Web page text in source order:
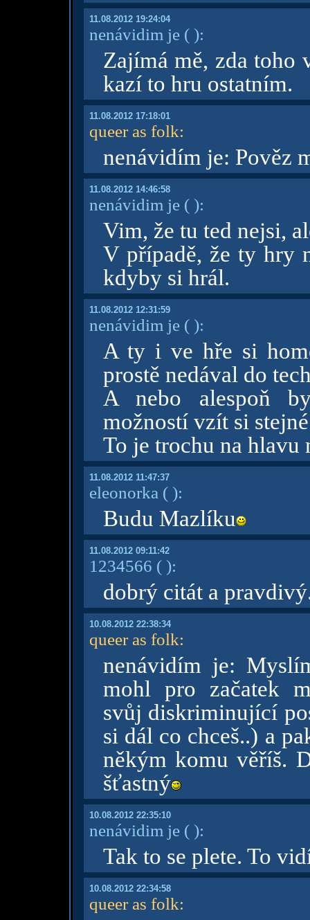
11.08.2012 19:24:04
nenávidim je( ):
Zajímá mě, zda toho
kazí to hru ostatním.
11.08.2012 17:18:01
queer as folk:
nenávidím je: Pověz
11.08.2012 14:46:58
nenávidim je( ):
Vim, že tu ted nejsi,
V případě, že ty hry
kdyby si hrál.
11.08.2012 12:31:59
nenávidim je( ):
A ty i ve hře si
prostě nedával do
A nebo alespoň
možností vzít si
To je trochu na hlavu
11.08.2012 11:47:37
eleonorka ( ):
Budu Mazlíku
11.08.2012 09:11:42
1234566 ( ):
dobrý citát a
10.08.2012 22:38:34
queer as folk:
nenávidím je:
mohl pro začatek
svůj diskriminující
si dál co chceš..) a
někým komu věříš.
šťastný
10.08.2012 22:35:10
nenávidim je( ):
Tak to se plete. To
10.08.2012 22:34:58
queer as folk: